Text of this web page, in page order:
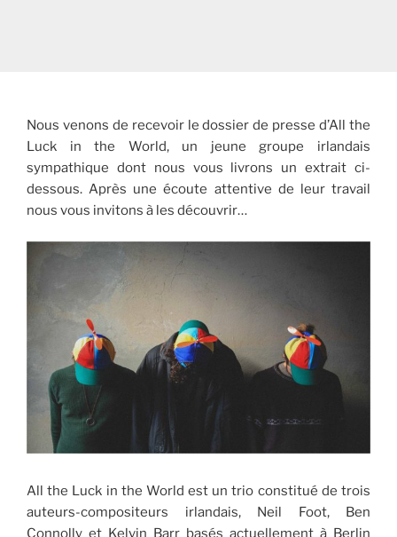
Nous venons de recevoir le dossier de presse d’All the
Luck in the World, un jeune groupe irlandais
sympathique dont nous vous livrons un extrait ci-
dessous. Après une écoute attentive de leur travail
nous vous invitons à les découvrir…
All the Luck in the World est un trio constitué de trois
auteurs-compositeurs irlandais, Neil Foot, Ben
Connolly et Kelvin Barr basés actuellement à Berlin